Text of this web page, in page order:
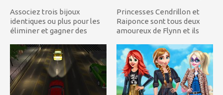
Associez trois bijoux
identiques ou plus pour les
éliminer et gagner des
Princesses Cendrillon et
Raiponce sont tous deux
amoureux de Flynn et ils